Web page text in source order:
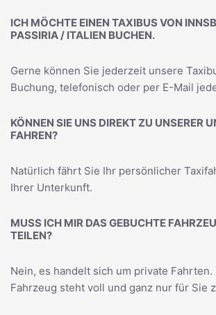
ICH MÖCHTE EINEN TAXIBUS VON
PASSIRIA / ITALIEN BUCHEN.
Gerne können Sie jederzeit unsere
Buchung, telefonisch oder per E-Mail
KÖNNEN SIE UNS DIREKT ZU UNSERER
FAHREN?
Natürlich fährt Sie Ihr persönlicher
Ihrer Unterkunft.
MUSS ICH MIR DAS GEBUCHTE
TEILEN?
Nein, es handelt sich um private Fahrten.
Fahrzeug steht voll und ganz nur für Sie